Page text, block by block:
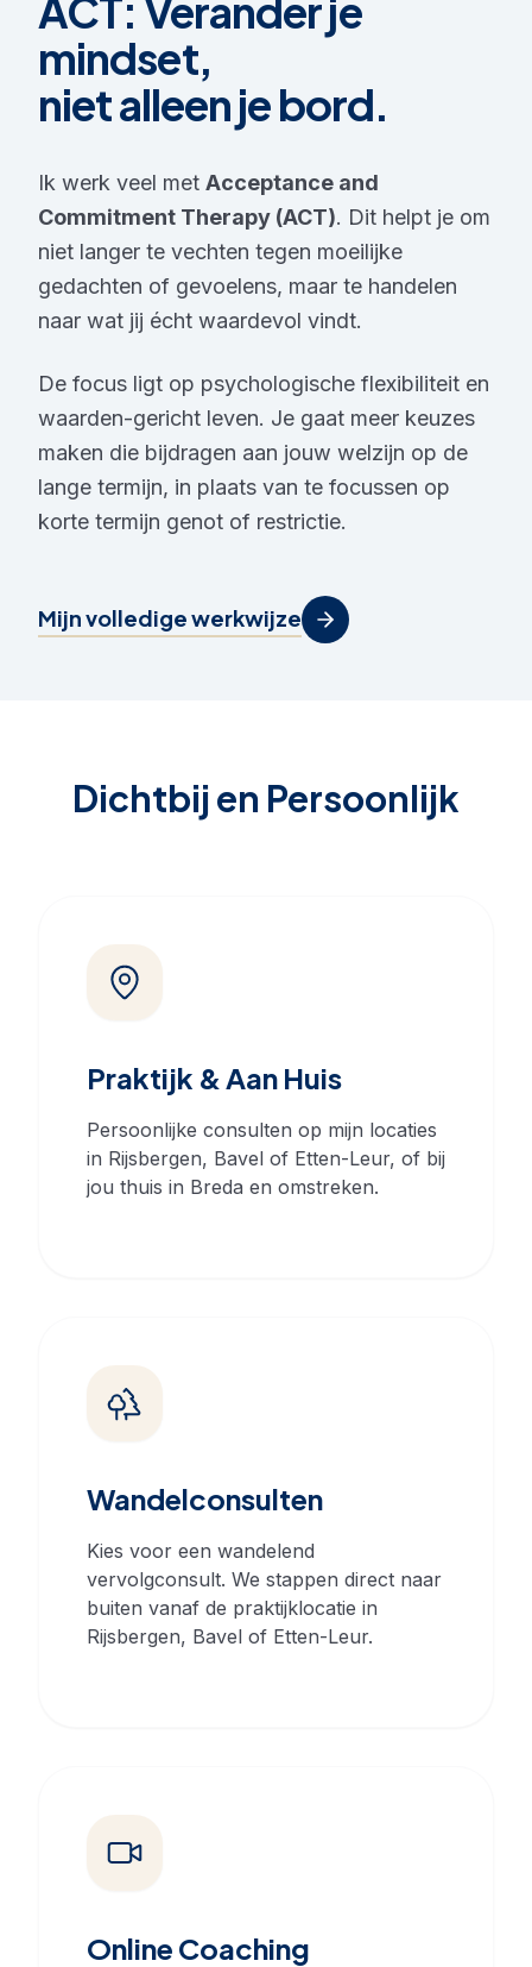
ACT: Verander je
mindset,
niet alleen je bord.
Ik werk veel met Acceptance and
Commitment Therapy (ACT). Dit helpt je om
niet langer te vechten tegen moeilijke
gedachten of gevoelens, maar te handelen
naar wat jij écht waardevol vindt.
De focus ligt op psychologische flexibiliteit en
waarden-gericht leven. Je gaat meer keuzes
maken die bijdragen aan jouw welzijn op de
lange termijn, in plaats van te focussen op
korte termijn genot of restrictie.
Mijn volledige werkwijze
Dichtbij en Persoonlijk
Praktijk & Aan Huis
Persoonlijke consulten op mijn locaties
in Rijsbergen, Bavel of Etten-Leur, of bij
jou thuis in Breda en omstreken.
Wandelconsulten
Kies voor een wandelend
vervolgconsult. We stappen direct naar
buiten vanaf de praktijklocatie in
Rijsbergen, Bavel of Etten-Leur.
Online Coaching